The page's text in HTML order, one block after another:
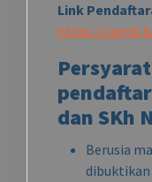
Link
https://
dan SKh
Berusia